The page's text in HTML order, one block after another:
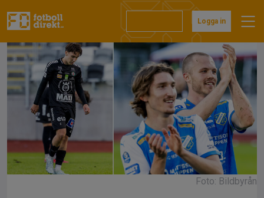
till
Logga in
Foto: Bildbyrån